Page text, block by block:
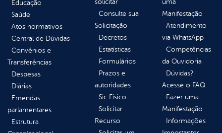
Educação
Saúde
Atos normativos
Central de Dúvidas
Convênios e
Transferências
Despesas
Diárias
Emendas
parlamentares
Estrutura
solicitar
Consulte sua
Solicitação
Decretos
Estatísticas
Formulários
Prazos e
autoridades
Sic Físico
Solicitar
Recurso
uma
Manifestação
Atendimento
via WhatsApp
Competências
da Ouvidoria
Dúvidas?
Acesse o FAQ
Fazer uma
Manifestação
Informações